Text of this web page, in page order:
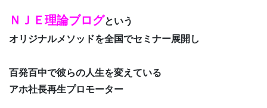
ＮＪＥ理論ブログという
オリジナルメソッドを全国でセミナー展開し
百発百中で彼らの人生を変えている
アホ社長再生プロモーター